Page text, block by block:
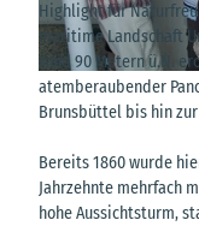
© Bernd Otten Photographie |
Highlight für
maritime Landschaft
rund 90 Metern ü.N.
atemberaubender
Brunsbüttel bis hin
Bereits 1860 wurde
Jahrzehnte mehrfach
hohe Aussichtsturm,